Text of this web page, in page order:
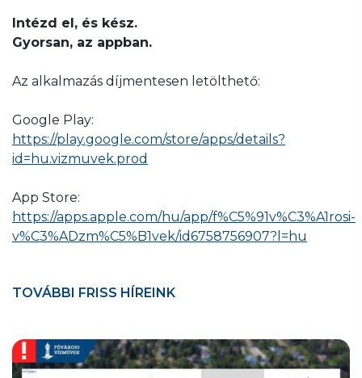
Intézd el, és kész.
Gyorsan, az appban.
Az alkalmazás díjmentesen letölthető:
Google Play:
https://play.google.com/store/apps/details?
id=hu.vizmuvek.prod
App Store:
https://apps.apple.com/hu/app/f%C5%91v%C3%A1rosi-
v%C3%ADzm%C5%B1vek/id6758756907?l=hu
TOVÁBBI FRISS HÍREINK